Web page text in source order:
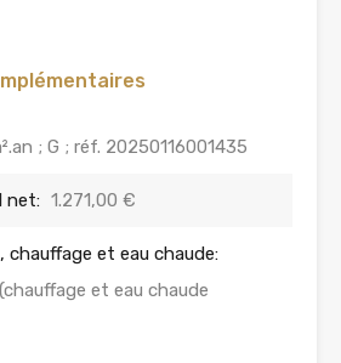
; G ; réf. 20250116001435
net: 1.271,00 €
chauffage et eau chaude:
et eau chaude